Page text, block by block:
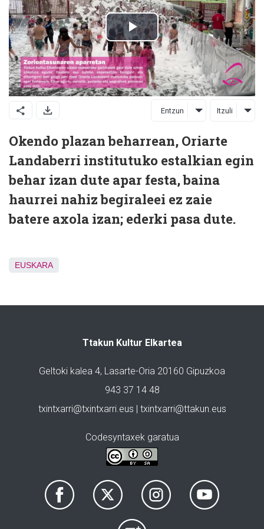
Entzun Itzuli
Okendo plazan beharrean, Oriarte
Landaberri institutuko estalkian egin
behar izan dute apar festa, baina
haurrei nahiz begiraleei ez zaie
batere axola izan; ederki pasa dute.
EUSKARA
Ttakun Kultur Elkartea
Geltoki kalea 4, Lasarte-Oria 20160 Gipuzkoa
943 37 14 48
txintxarri@txintxarri.eus | txintxarri@ttakun.eus
Codesyntaxek garatua